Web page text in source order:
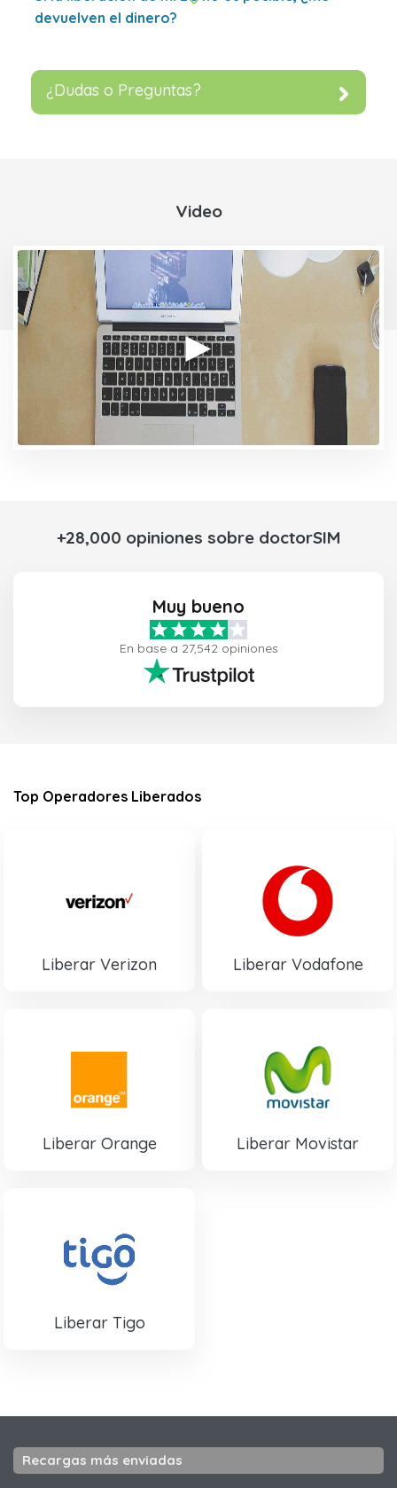
devuelven el dinero?
¿Dudas o Preguntas?
Video
+28,000 opiniones sobre doctorSIM
Muy bueno
En base a 27,542 opiniones
Top Operadores Liberados
Liberar Verizon Liberar Vodafone
Liberar Orange Liberar Movistar
Liberar Tigo
Recargas más enviadas